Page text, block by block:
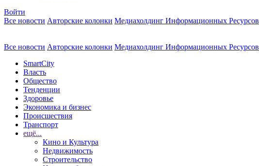
Войти
Все новости Авторские колонки Медиахолдинг Информационных Ресурсов
Все новости Авторские колонки Медиахолдинг Информационных Ресурсов
SmartCity
Власть
Общество
Тенденции
Здоровье
Экономика и бизнес
Происшествия
Транспорт
ещё...
Кино и Культура
Недвижимость
Строительство